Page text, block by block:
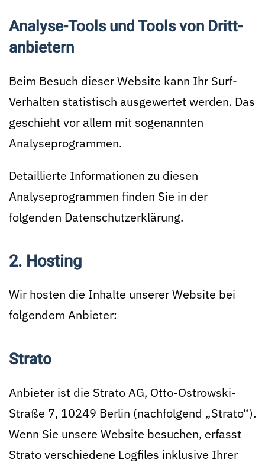
Analyse-Tools und Tools von Dritt­
anbietern
Beim Besuch dieser Website kann Ihr Surf-
Verhalten statistisch ausgewertet werden. Das
geschieht vor allem mit sogenannten
Analyseprogrammen.
Detaillierte Informationen zu diesen
Analyseprogrammen finden Sie in der
folgenden Datenschutzerklärung.
2. Hosting
Wir hosten die Inhalte unserer Website bei
folgendem Anbieter:
Strato
Anbieter ist die Strato AG, Otto-Ostrowski-
Straße 7, 10249 Berlin (nachfolgend „Strato“).
Wenn Sie unsere Website besuchen, erfasst
Strato verschiedene Logfiles inklusive Ihrer